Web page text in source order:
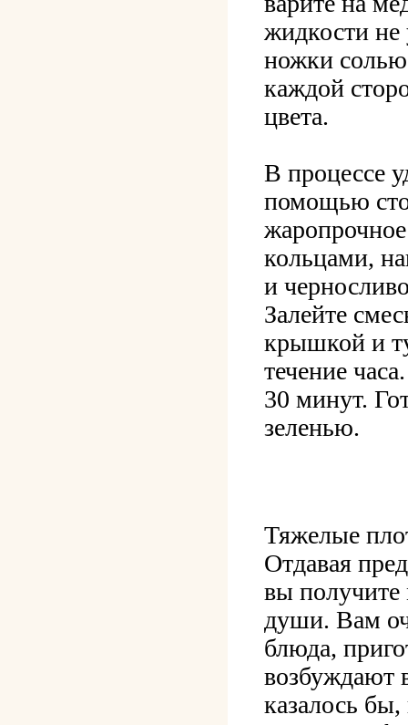
жидкости не
ножки солью
каждой
цвета.
В процессе
помощью
кольцами,
и
Залейте
крышкой и
течение
30 минут.
зеленью.
Тяжелые
Отдавая
вы получите
души. Вам
блюда,
возбуждают
казалось